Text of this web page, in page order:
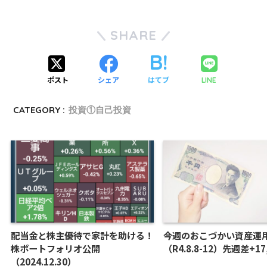
SHARE
ポスト シェア はてブ LINE
CATEGORY : 投資①自己投資
配当金と株主優待で家計を助ける！
株ポートフォリオ公開
（2024.12.30）
今週のおこづかい資産運
（R4.8.8-12）先週差